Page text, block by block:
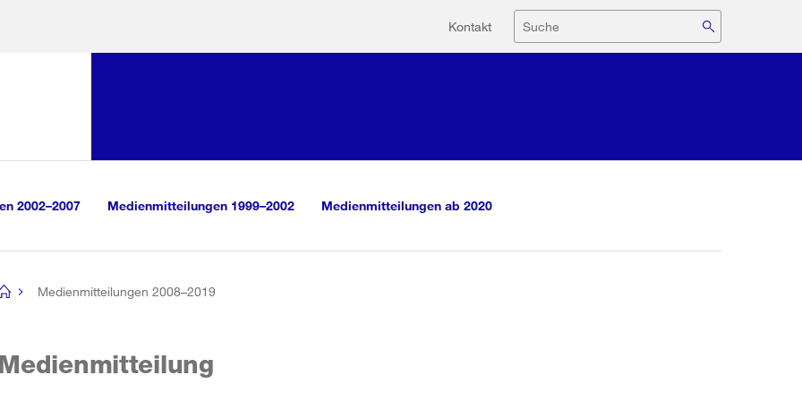
Hilfsnavigation
Kontakt Suche
2002–2007 Medienmitteilungen 1999–2002 Medienmitteilungen ab 2020
Medienmitteilungen 2008–2019